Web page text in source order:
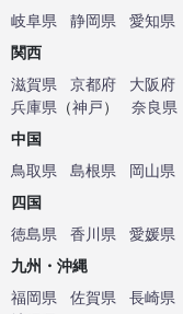
岐阜県
静岡県 愛知県
関西
滋賀県
京都府 大阪府
兵庫県 （神戸） 奈良県
中国
鳥取県
島根県 岡山県
四国
徳島県
香川県 愛媛県
九州・沖縄
福岡県
佐賀県 長崎県